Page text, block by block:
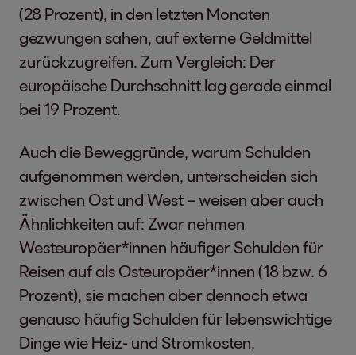
(28 Prozent), in den letzten Monaten
gezwungen sahen, auf externe Geldmittel
zurückzugreifen. Zum Vergleich: Der
europäische Durchschnitt lag gerade einmal
bei 19 Prozent.
Auch die Beweggründe, warum Schulden
aufgenommen werden, unterscheiden sich
zwischen Ost und West – weisen aber auch
Ähnlichkeiten auf: Zwar nehmen
Westeuropäer*innen häufiger Schulden für
Reisen auf als Osteuropäer*innen (18 bzw. 6
Prozent), sie machen aber dennoch etwa
genauso häufig Schulden für lebenswichtige
Dinge wie Heiz- und Stromkosten,